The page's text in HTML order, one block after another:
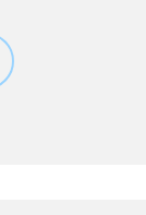
soudains.